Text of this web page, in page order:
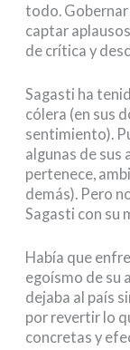
todo. Gobernar
captar
de crítica y
Sagasti ha
cólera (en sus
sentimiento).
algunas de sus
pertenece,
demás). Pero
Sagasti con su
Había que
egoísmo de su
dejaba al país
por revertir lo
concretas y